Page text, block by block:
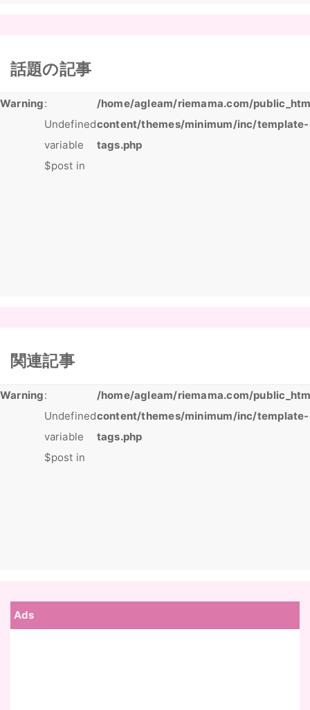
話題の記事
Warning:
Undefined
variable
$post in
/home/agleam/riemama.com/
content/themes/minimum/inc/template-
tags.php
関連記事
Warning:
Undefined
variable
$post in
/home/agleam/riemama.com/
content/themes/minimum/inc/template-
tags.php
Ads